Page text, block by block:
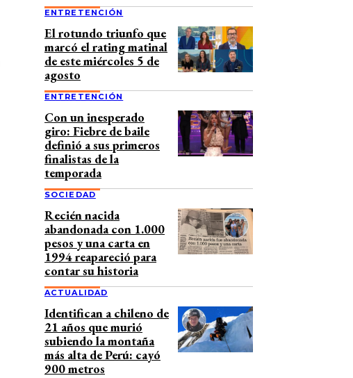
ENTRETENCIÓN
El rotundo triunfo que
marcó el rating matinal
de este miércoles 5 de
agosto
ENTRETENCIÓN
Con un inesperado
giro: Fiebre de baile
definió a sus primeros
finalistas de la
temporada
SOCIEDAD
Recién nacida
abandonada con 1.000
pesos y una carta en
1994 reapareció para
contar su historia
ACTUALIDAD
Identifican a chileno de
21 años que murió
subiendo la montaña
más alta de Perú: cayó
900 metros